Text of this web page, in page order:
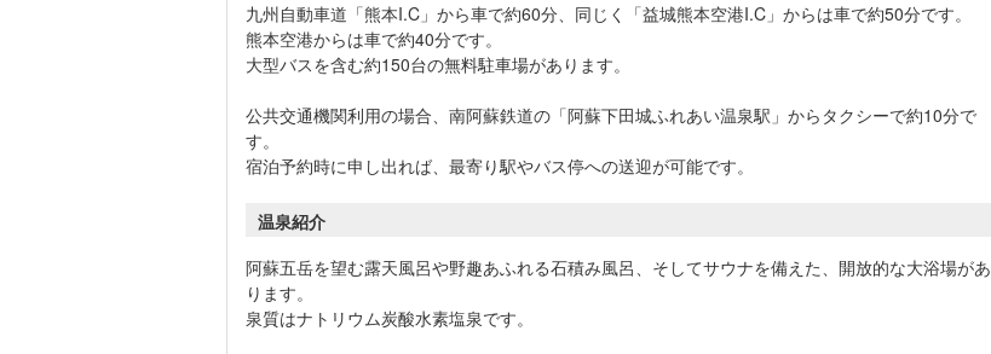
九州自動車道「熊本I.C」から車で約60分、同じく「益城熊本空港I.C」からは車で約50分です。
熊本空港からは車で約40分です。
大型バスを含む約150台の無料駐車場があります。
公共交通機関利用の場合、南阿蘇鉄道の「阿蘇下田城ふれあい温泉駅」からタクシーで約10分で
す。
宿泊予約時に申し出れば、最寄り駅やバス停への送迎が可能です。
温泉紹介
阿蘇五岳を望む露天風呂や野趣あふれる石積み風呂、そしてサウナを備えた、開放的な大浴場があ
ります。
泉質はナトリウム炭酸水素塩泉です。